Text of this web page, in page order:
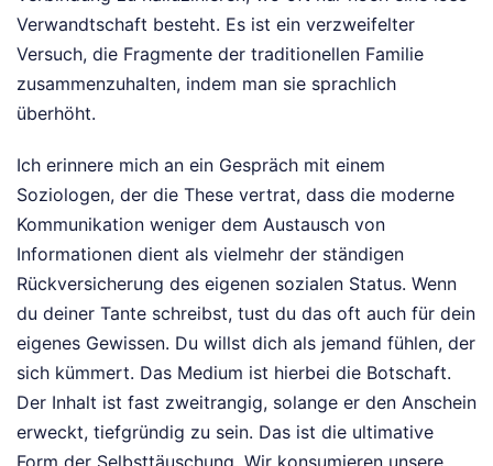
Verwandtschaft besteht. Es ist ein verzweifelter
Versuch, die Fragmente der traditionellen Familie
zusammenzuhalten, indem man sie sprachlich
überhöht.
Ich erinnere mich an ein Gespräch mit einem
Soziologen, der die These vertrat, dass die moderne
Kommunikation weniger dem Austausch von
Informationen dient als vielmehr der ständigen
Rückversicherung des eigenen sozialen Status. Wenn
du deiner Tante schreibst, tust du das oft auch für dein
eigenes Gewissen. Du willst dich als jemand fühlen, der
sich kümmert. Das Medium ist hierbei die Botschaft.
Der Inhalt ist fast zweitrangig, solange er den Anschein
erweckt, tiefgründig zu sein. Das ist die ultimative